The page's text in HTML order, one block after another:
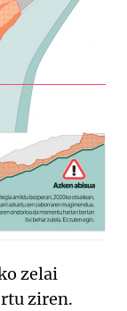
zelai
ziren.